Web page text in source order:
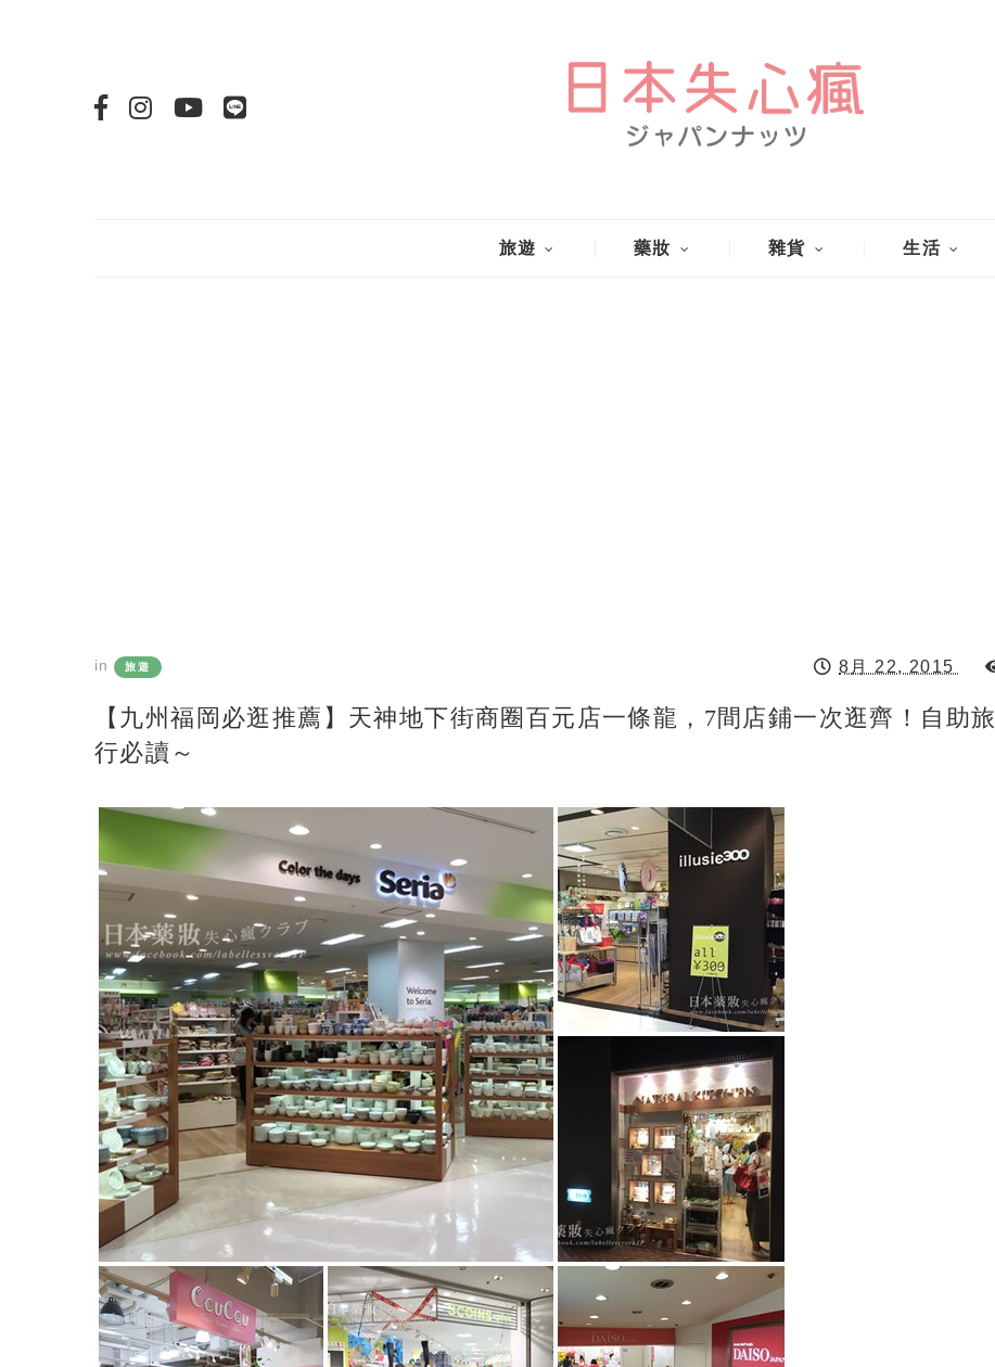
旅遊 藥妝 雜貨 生活
in 旅遊 8月 22, 2015
【九州福岡必逛推薦】天神地下街商圈百元店一條龍，7間店鋪一次逛齊！自助旅
行必讀～